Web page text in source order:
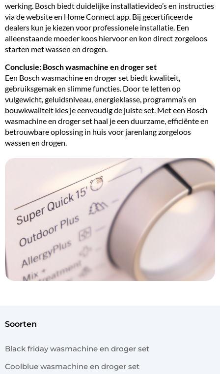
werking. Bosch biedt duidelijke installatievideo’s en instructies
via de website en Home Connect app. Bij gecertificeerde
dealers kun je kiezen voor professionele installatie. Een
alleenstaande moeder koos hiervoor en kon direct zorgeloos
starten met wassen en drogen.
Conclusie: Bosch wasmachine en droger set
Een Bosch wasmachine en droger set biedt kwaliteit,
gebruiksgemak en slimme functies. Door te letten op
vulgewicht, geluidsniveau, energieklasse, programma’s en
bouwkwaliteit kies je eenvoudig de juiste set. Met een Bosch
wasmachine en droger set haal je een duurzame, efficiënte en
betrouwbare oplossing in huis voor jarenlang zorgeloos
wassen en drogen.
soorten
Black friday wasmachine en droger set
Coolblue wasmachine en droger set